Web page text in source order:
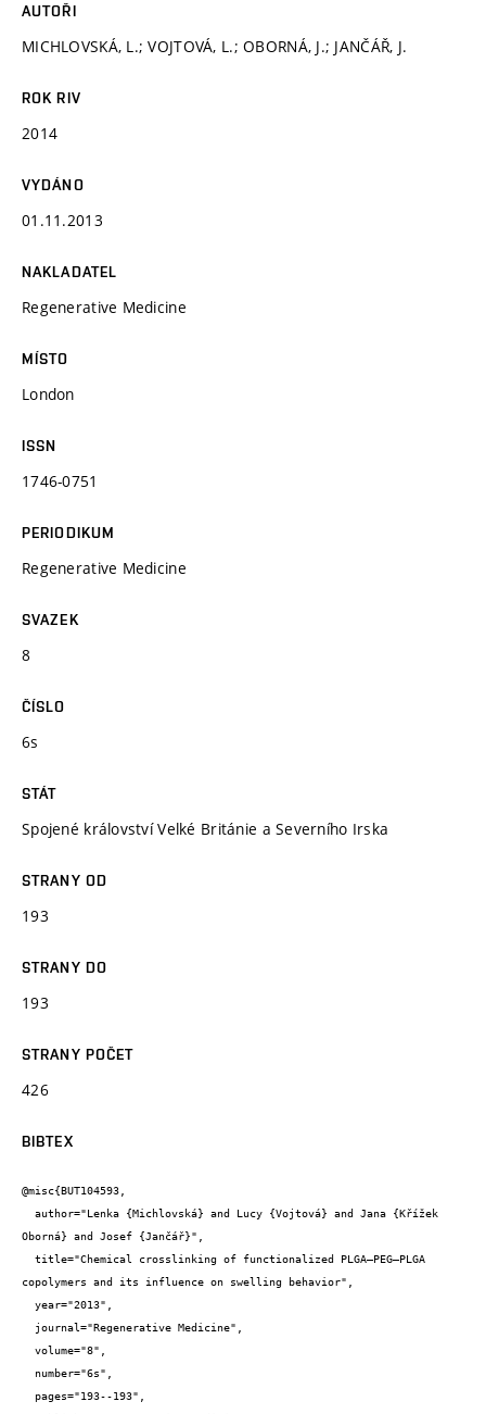
AUTOŘI
MICHLOVSKÁ, L.; VOJTOVÁ, L.; OBORNÁ, J.; JANČÁŘ, J.
ROK RIV
2014
VYDÁNO
01.11.2013
NAKLADATEL
Regenerative Medicine
MÍSTO
London
ISSN
1746-0751
PERIODIKUM
Regenerative Medicine
SVAZEK
8
ČÍSLO
6s
STÁT
Spojené království Velké Británie a Severního Irska
STRANY OD
193
STRANY DO
193
STRANY POČET
426
BIBTEX
@misc{BUT104593,
Oborná} and Josef {Jančář}",
copolymers and its influence on swelling behavior",